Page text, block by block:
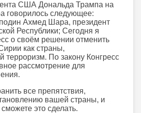
США Дональда Трампа на
говорилось следующее:
Ахмед Шара, президент
Республики; Сегодня я
о своём решении отменить
как страны,
По закону Конгресс
рассмотрение для
все препятствия,
вашей страны, и
это сделать.